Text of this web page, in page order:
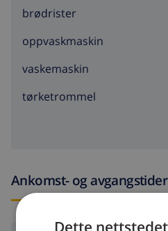
brødrister
oppvaskmaskin
vaskemaskin
tørketrommel
Ankomst- og avgangstider
Dette